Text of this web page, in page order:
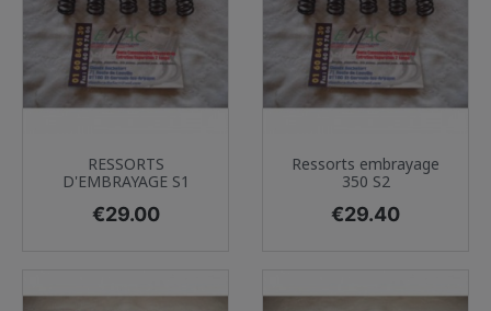
RESSORTS
D'EMBRAYAGE S1
Price
€29.00
Ressorts embrayage
350 S2
Price
€29.40